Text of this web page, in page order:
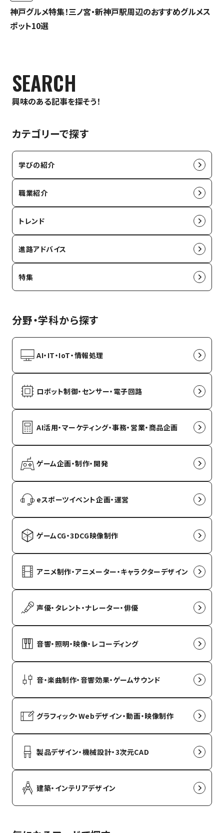
神戸グルメ特集！三ノ宮・新神戸駅周辺のおすすめグルメス
ポット10選
SEARCH
興味のある記事を探そう！
カテゴリーで探す
学びの紹介
職業紹介
トレンド
進路アドバイス
特集
分野・学科から探す
AI・IT・IoT・情報処理
ロボット制御・センサー・電子回路
AI活用・マーケティング・事務・営業・商品企画
ゲーム企画・制作・開発
eスポーツイベント企画・運営
ゲームCG・3DCG映像制作
アニメ制作・アニメーター・キャラクターデザイン
声優・タレント・ナレーター・俳優
音響・照明・映像・レコーディング
音・楽曲制作・音響効果・ゲームサウンド
グラフィック・Webデザイン・動画・映像制作
製品デザイン・機械設計・3次元CAD
建築・インテリアデザイン